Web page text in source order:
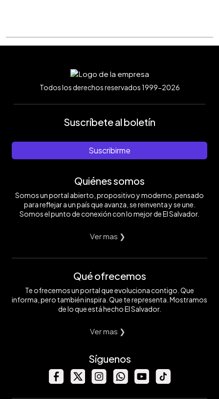
Todos los derechos reservados 1999-2026
Suscríbete al boletín
Suscribirme
Quiénes somos
Somos un portal abierto, propositivo y moderno, pensado
para reflejar a un país que avanza, se reinventa y se une.
Somos el punto de conexión con lo mejor de El Salvador.
Ver mas ❯
Qué ofrecemos
Te ofrecemos un portal que evoluciona contigo. Que
informa, pero también inspira. Que te representa. Mostramos
de lo que está hecho El Salvador.
Ver mas ❯
Síguenos